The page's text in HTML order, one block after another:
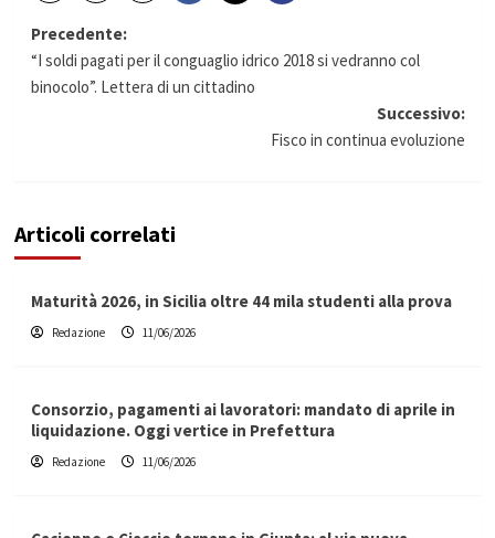
Navigazione
articolo
Precedente:
“I soldi pagati per il conguaglio idrico 2018 si vedranno col
binocolo”. Lettera di un cittadino
Successivo:
Fisco in continua evoluzione
Articoli correlati
Maturità 2026, in Sicilia oltre 44 mila studenti alla prova
Redazione 11/06/2026
Consorzio, pagamenti ai lavoratori: mandato di aprile in
liquidazione. Oggi vertice in Prefettura
Redazione 11/06/2026